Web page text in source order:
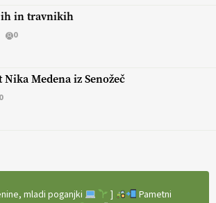
in travnikih
0
Medena iz Senožeč
0
mladi poganjki ]
Pametni